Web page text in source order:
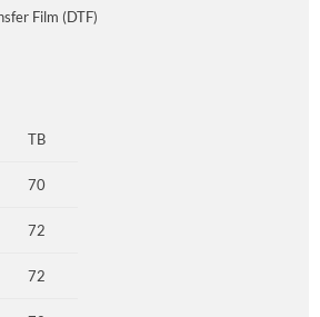
Film (DTF)
TB
70
72
72